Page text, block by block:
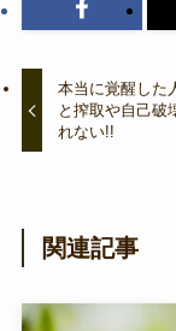
本当に覚醒した
と搾取や自己破
れない!!
関連記事